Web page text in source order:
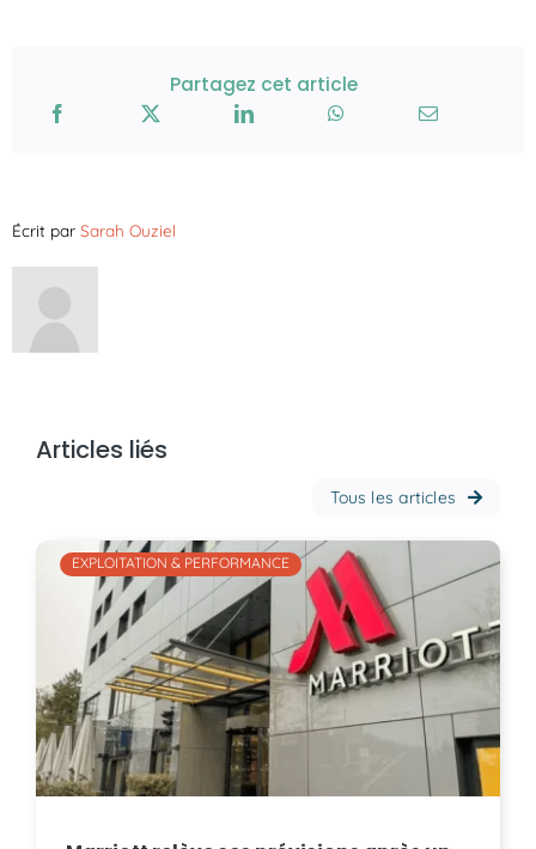
Partagez cet article
Écrit par Sarah Ouziel
Articles liés
Tous les articles
EXPLOITATION & PERFORMANCE